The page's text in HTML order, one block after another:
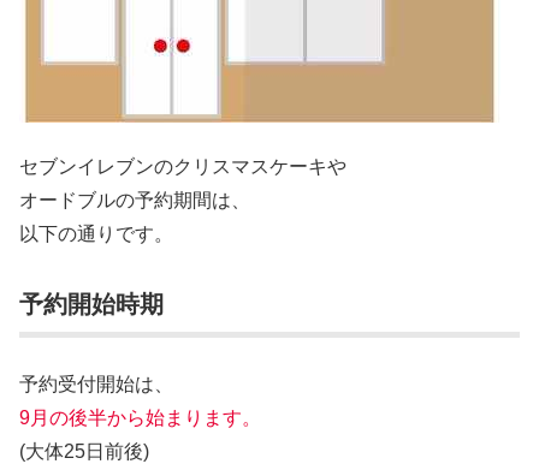
セブンイレブンのクリスマスケーキや
オードブルの予約期間は、
以下の通りです。
予約開始時期
予約受付開始は、
9月の後半から始まります。
(大体25日前後)